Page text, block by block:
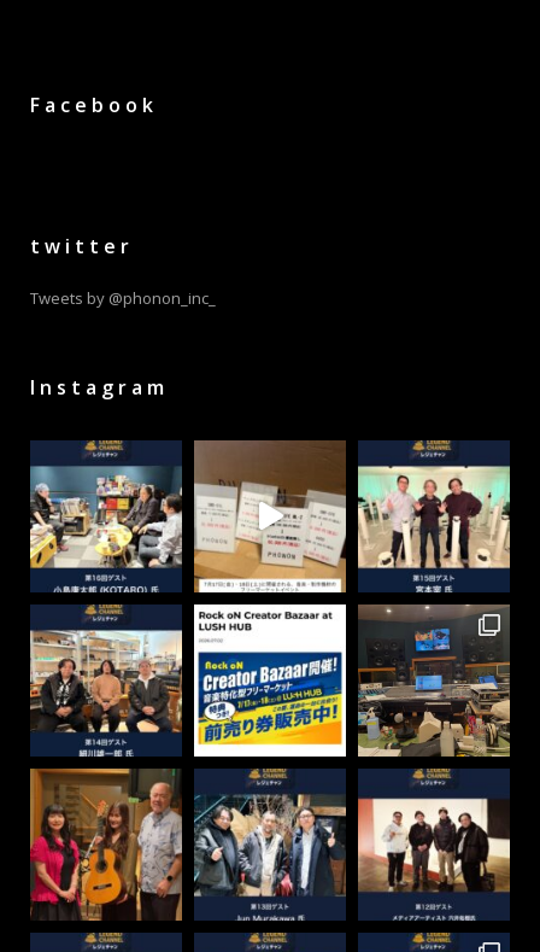
Facebook
twitter
Tweets by @phonon_inc_
Instagram